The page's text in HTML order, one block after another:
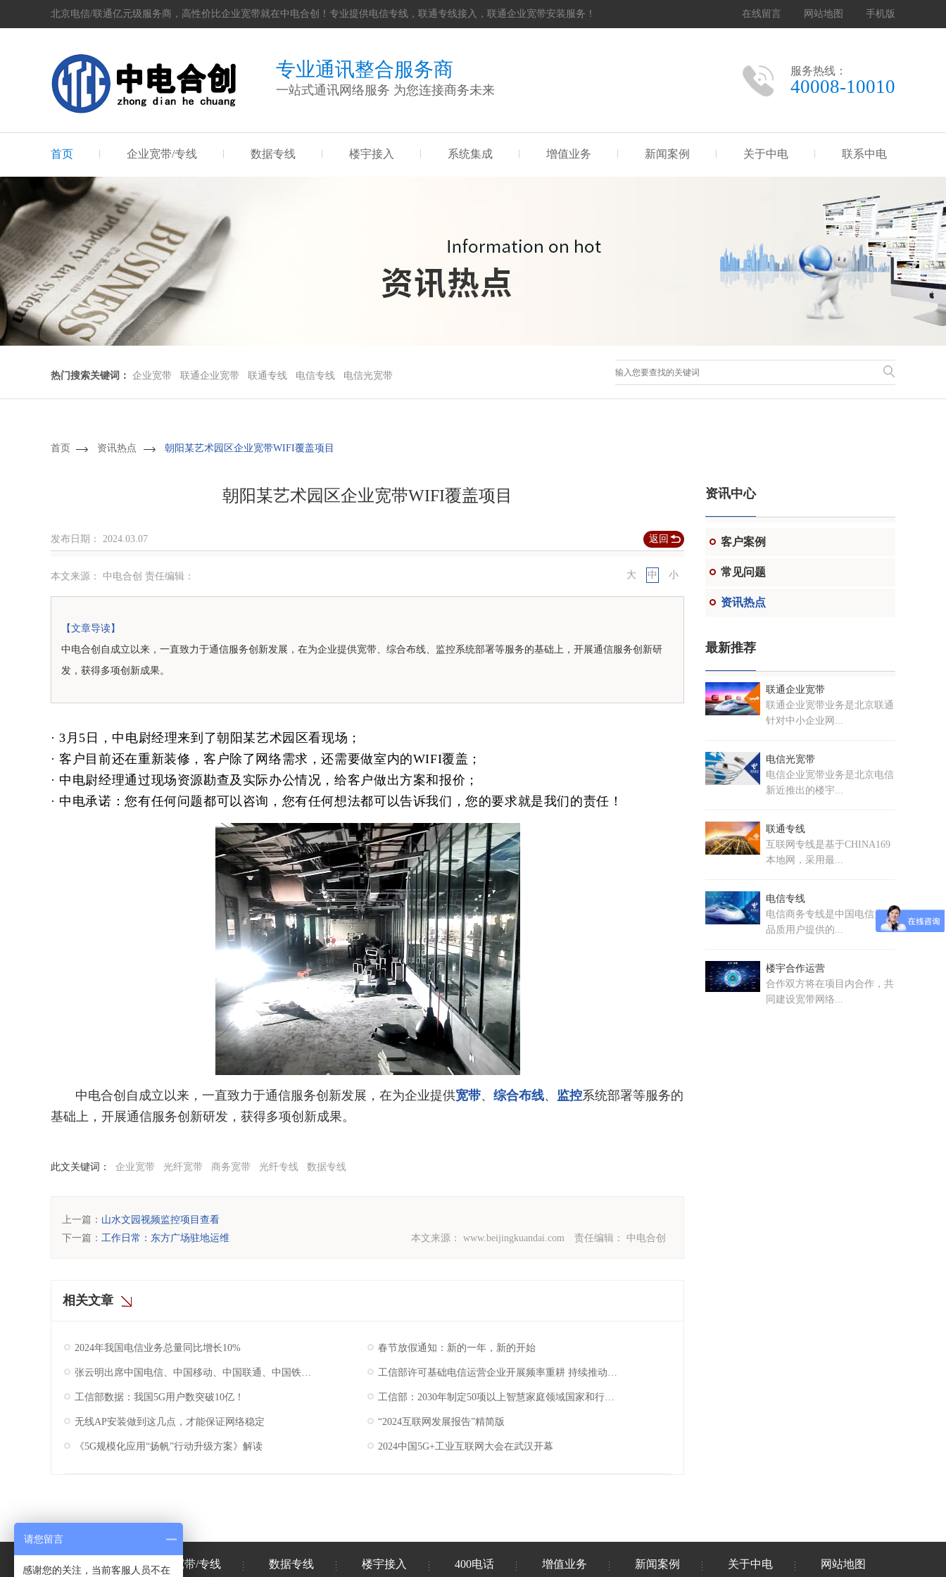
在线留言 网站地图 手机版
北京电信/联通亿元级服务商，高性价比企业宽带就在中电合创！专业提供电信专线，联通专线接入，联通企业宽带安装服务！
专业通讯整合服务商
一站式通讯网络服务 为您连接商务未来
服务热线：
40008-10010
首页 企业宽带/专线 数据专线 楼宇接入 系统集成 增值业务 新闻案例 关于中电 联系中电
热门搜索关键词： 企业宽带 联通企业宽带 联通专线 电信专线 电信光宽带
首页 资讯热点 朝阳某艺术园区企业宽带WIFI覆盖项目
朝阳某艺术园区企业宽带WIFI覆盖项目
返回
发布日期： 2024.03.07
大 中 小
本文来源： 中电合创 责任编辑：
【文章导读】
中电合创自成立以来，一直致力于通信服务创新发展，在为企业提供宽带、综合布线、监控系统部署等服务的基础上，开展通信服务创新研
发，获得多项创新成果。
· 3月5日，中电尉经理来到了朝阳某艺术园区看现场；
· 客户目前还在重新装修，客户除了网络需求，还需要做室内的WIFI覆盖；
· 中电尉经理通过现场资源勘查及实际办公情况，给客户做出方案和报价；
· 中电承诺：您有任何问题都可以咨询，您有任何想法都可以告诉我们，您的要求就是我们的责任！
中电合创自成立以来，一直致力于通信服务创新发展，在为企业提供宽带、 综合布线、 监控系统部署等服务的
基础上，开展通信服务创新研发，获得多项创新成果。
此文关键词： 企业宽带 光纤宽带 商务宽带 光纤专线 数据专线
本文来源： www.beijingkuandai.com 责任编辑： 中电合创
上一篇： 山水文园视频监控项目查看
下一篇： 工作日常：东方广场驻地运维
相关文章
2024年我国电信业务总量同比增长10% 春节放假通知：新的一年，新的开始
张云明出席中国电信、中国移动、中国联通、中国铁塔2025年工作会议 工信部许可基础电信运营企业开展频率重耕 持续推动我国5G产业高质量发展
工信部数据：我国5G用户数突破10亿！ 工信部：2030年制定50项以上智慧家庭领域国家和行业标准
无线AP安装做到这几点，才能保证网络稳定 “2024互联网发展报告”精简版
《5G规模化应用“扬帆”行动升级方案》解读 2024中国5G+工业互联网大会在武汉开幕
资讯中心
客户案例
常见问题
资讯热点
最新推荐
联通企业宽带
联通企业宽带业务是北京联通
针对中小企业网...
电信光宽带
电信企业宽带业务是北京电信
新近推出的楼宇...
联通专线
互联网专线是基于CHINA169
本地网，采用最...
电信专线
电信商务专线是中国电信为高
品质用户提供的...
楼宇合作运营
合作双方将在项目内合作，共
同建设宽带网络...
首页 企业宽带/专线 数据专线 楼宇接入 400电话 增值业务 新闻案例 关于中电 网站地图
请您留言
感谢您的关注，当前客服人员不在